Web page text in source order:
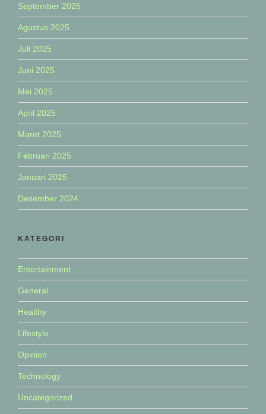
September 2025
Agustus 2025
Juli 2025
Juni 2025
Mei 2025
April 2025
Maret 2025
Februari 2025
Januari 2025
Desember 2024
KATEGORI
Entertainment
General
Healthy
Lifestyle
Opinion
Technology
Uncategorized